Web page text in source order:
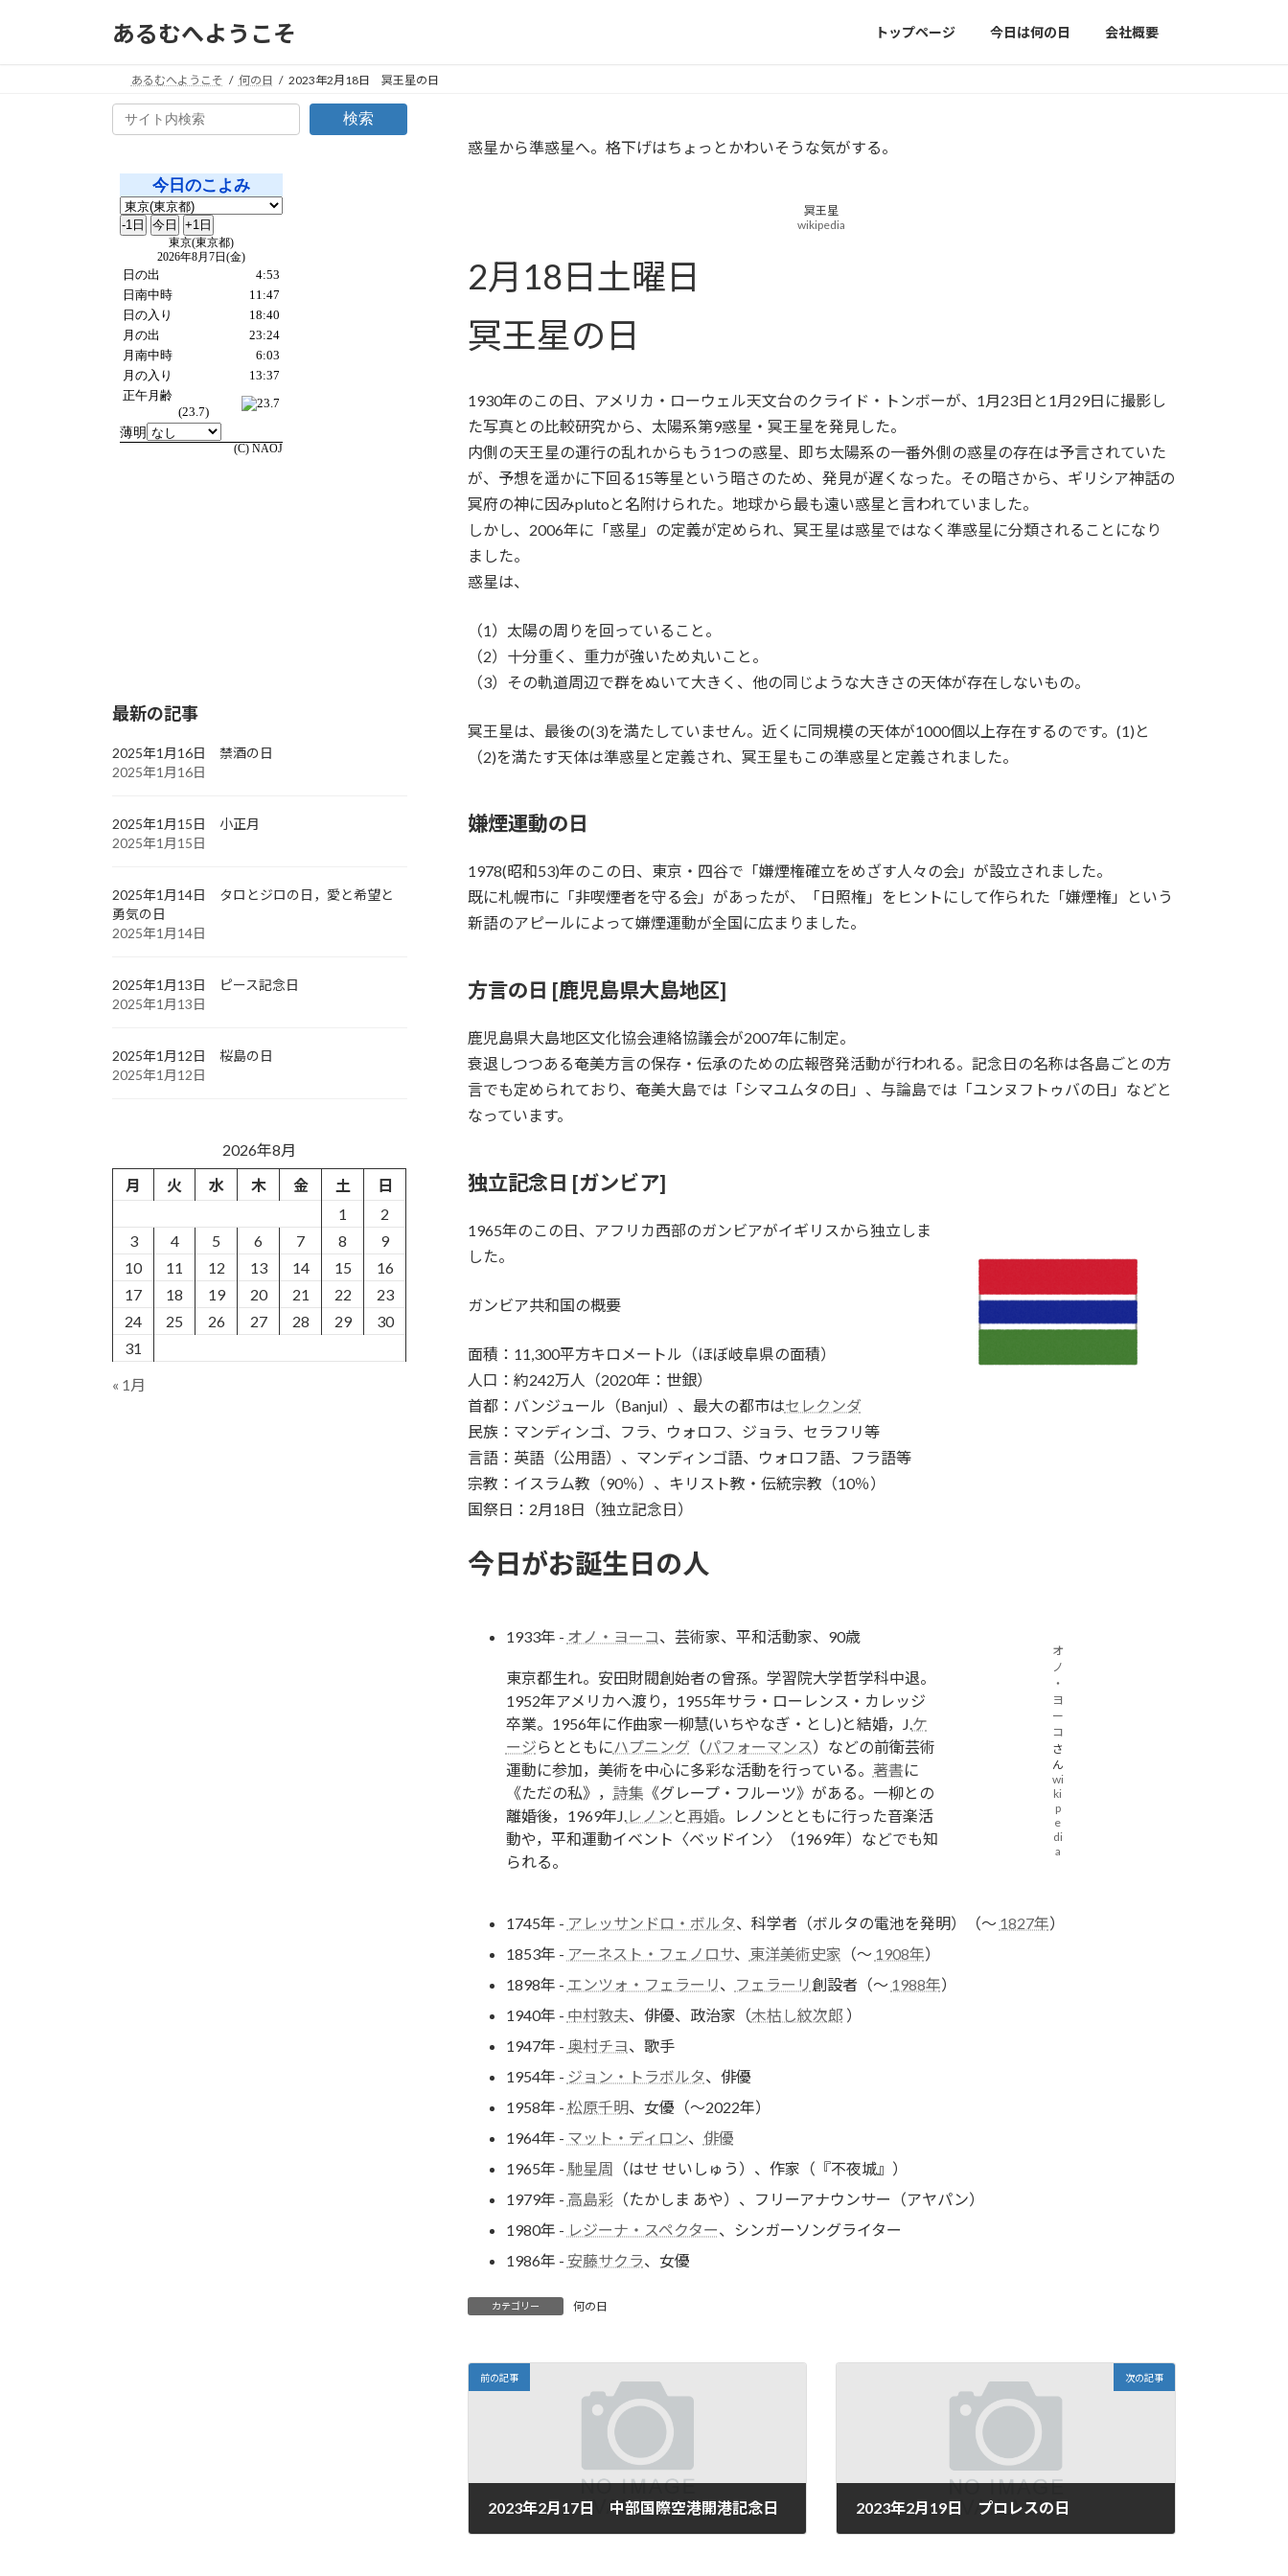
あるむへようこそ トップページ 今日は何の日 会社概要
あるむへようこそ 何の日 2023年2月18日 冥王星の日
惑星から準惑星へ。格下げはちょっとかわいそうな気がする。
冥王星
wikipedia
2月18日土曜日
冥王星の日
1930年のこの日、アメリカ・ローウェル天文台のクライド・トンボーが、1月23日と1月29日に撮影し
た写真との比較研究から、太陽系第9惑星・冥王星を発見した。
内側の天王星の運行の乱れからもう1つの惑星、即ち太陽系の一番外側の惑星の存在は予言されていた
が、予想を遥かに下回る15等星という暗さのため、発見が遅くなった。その暗さから、ギリシア神話の
冥府の神に因みplutoと名附けられた。地球から最も遠い惑星と言われていました。
しかし、2006年に「惑星」の定義が定められ、冥王星は惑星ではなく準惑星に分類されることになり
ました。
惑星は、
（1）太陽の周りを回っていること。
（2）十分重く、重力が強いため丸いこと。
（3）その軌道周辺で群をぬいて大きく、他の同じような大きさの天体が存在しないもの。
冥王星は、最後の(3)を満たしていません。近くに同規模の天体が1000個以上存在するのです。(1)と
（2)を満たす天体は準惑星と定義され、冥王星もこの準惑星と定義されました。
嫌煙運動の日
1978(昭和53)年のこの日、東京・四谷で「嫌煙権確立をめざす人々の会」が設立されました。
既に札幌市に「非喫煙者を守る会」があったが、「日照権」をヒントにして作られた「嫌煙権」という
新語のアピールによって嫌煙運動が全国に広まりました。
方言の日 [鹿児島県大島地区]
鹿児島県大島地区文化協会連絡協議会が2007年に制定。
衰退しつつある奄美方言の保存・伝承のための広報啓発活動が行われる。記念日の名称は各島ごとの方
言でも定められており、奄美大島では「シマユムタの日」、与論島では「ユンヌフトゥバの日」などと
なっています。
独立記念日 [ガンビア]
1965年のこの日、アフリカ西部のガンビアがイギリスから独立しま
した。
ガンビア共和国の概要
面積：11,300平方キロメートル（ほぼ岐阜県の面積）
人口：約242万人（2020年：世銀）
首都：バンジュール（Banjul）、最大の都市はセレクンダ
民族：マンディンゴ、フラ、ウォロフ、ジョラ、セラフリ等
言語：英語（公用語）、マンディンゴ語、ウォロフ語、フラ語等
宗教：イスラム教（90％）、キリスト教・伝統宗教（10％）
国祭日：2月18日（独立記念日）
今日がお誕生日の人
1933年 - オノ・ヨーコ、芸術家、平和活動家、90歳
東京都生れ。安田財閥創始者の曾孫。学習院大学哲学科中退。
1952年アメリカへ渡り，1955年サラ・ローレンス・カレッジ
卒業。1956年に作曲家一柳慧(いちやなぎ・とし)と結婚，J.ケ
ージらとともにハプニング （パフォーマンス）などの前衛芸術
運動に参加，美術を中心に多彩な活動を行っている。 著書に
《ただの私》， 詩集 《グレープ・フルーツ》がある。一柳との
離婚後，1969年J.レノン と再婚。レノンとともに行った音楽活
動や，平和運動イベント〈ベッドイン〉（1969年）などでも知
られる。
オ
ノ
・
ヨ
ー
コ
さ
ん
wi
ki
p
e
di
a
1745年 - アレッサンドロ・ボルタ、科学者（ボルタの電池を発明）（～ 1827年）
1853年 - アーネスト・フェノロサ、 東洋美術史家 （～ 1908年）
1898年 - エンツォ・フェラーリ、 フェラーリ 創設者（～ 1988年）
1940年 - 中村敦夫、俳優、政治家（木枯し紋次郎 ）
1947年 - 奥村チヨ、歌手
1954年 - ジョン・トラボルタ、俳優
1958年 - 松原千明、女優（～2022年）
1964年 - マット・ディロン、 俳優
1965年 - 馳星周 （はせ せいしゅう）、作家（『不夜城』）
1979年 - 高島彩（たかしま あや）、フリーアナウンサー（アヤパン）
1980年 - レジーナ・スペクター、シンガーソングライター
1986年 - 安藤サクラ、女優
カテゴリー 何の日
前の記事
2023年2月17日 中部国際空港開港記念日
次の記事
2023年2月19日 プロレスの日
検索
最新の記事
2025年1月16日 禁酒の日
2025年1月16日
2025年1月15日 小正月
2025年1月15日
2025年1月14日 タロとジロの日，愛と希望と
勇気の日
2025年1月14日
2025年1月13日 ピース記念日
2025年1月13日
2025年1月12日 桜島の日
2025年1月12日
2026年8月
月
火 水 木 金 土
日
1
2
3
4 5 6 7 8
9
10
11 12 13 14 15
16
17
18 19 20 21 22
23
24
25 26 27 28 29
30
31
« 1月